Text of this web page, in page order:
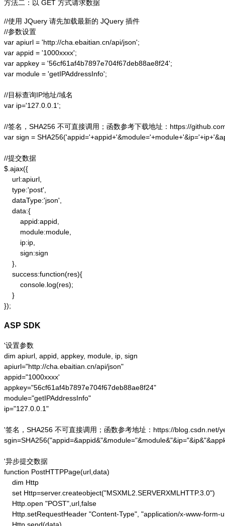
方法二：以 GET 方式请求数据
//使用 JQuery 请先加载最新的 JQuery 插件
//参数设置
var apiurl = 'http://cha.ebaitian.cn/api/json';
var appid = '1000xxxx';
var appkey = '56cf61af4b7897e704f67deb88ae8f24';
var module = 'getIPAddressInfo';
//目标查询IP地址/域名
var ip='127.0.0.1';
//签名，SHA256 不可直接调用；函数参考下载地址：https://
var sign =
//提交数据
$.ajax({
    url:apiurl,
    type:'post',
    dataType:'json',
    data:{
        appid:appid,
        module:module,
        ip:ip,
        sign:sign
    },
    success:function(res){
        console.log(res);
    }
});
ASP SDK
'设置参数
dim apiurl, appid, appkey, module, ip, sign
apiurl="http://cha.ebaitian.cn/api/json"
appid="1000xxxx'
appkey="56cf61af4b7897e704f67deb88ae8f24"
module="getIPAddressInfo"
ip="127.0.0.1"
'签名，SHA256 不可直接调用；函数参考地址：https://blog.csdn.net/
'异步提交数据
function PostHTTPPage(url,data)
    dim Http
    set Http=server.createobject("MSXML2.SERVERXMLHTTP.3.0")
    Http.open "POST",url,false
Http.setRequestHeader "Content-Type", "application/x-www-form-